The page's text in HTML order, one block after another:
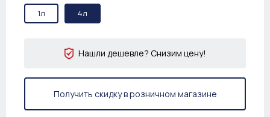
1л 4л
Нашли дешевле? Снизим цену!
Получить скидку в розничном магазине